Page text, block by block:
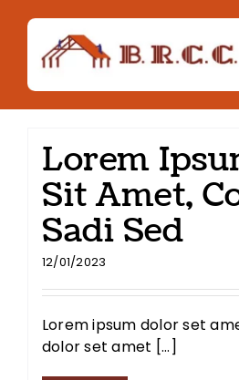
contenu
Lorem
Sit Amet,
Sadi Sed
12/01/2023
Lorem ipsum dolor set
dolor set amet [...]